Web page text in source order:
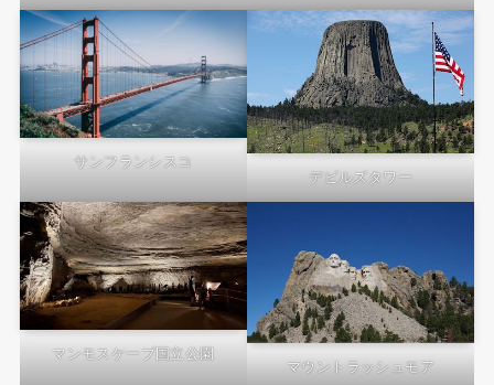
サンフランシスコ
デビルズタワー
マンモスケーブ国立公園
マウントラッシュモア